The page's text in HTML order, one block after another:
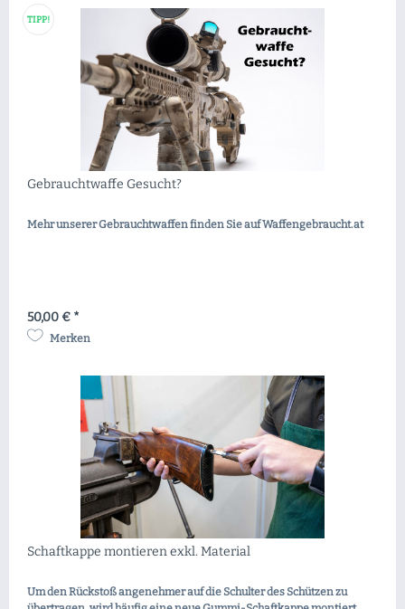
TIPP!
Gebrauchtwaffe Gesucht?
Mehr unserer Gebrauchtwaffen finden Sie auf Waffengebraucht.at
50,00 € *
Merken
Schaftkappe montieren exkl. Material
Um den Rückstoß angenehmer auf die Schulter des Schützen zu